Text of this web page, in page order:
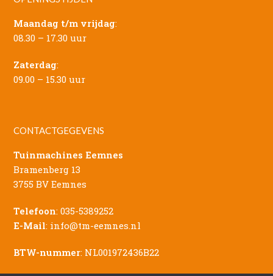
Maandag t/m vrijdag:
08.30 – 17.30 uur
Zaterdag:
09.00 – 15.30 uur
CONTACTGEGEVENS
Tuinmachines Eemnes
Bramenberg 13
3755 BV Eemnes
Telefoon:035-5389252
E-Mail: info@tm-eemnes.nl
BTW-nummer: NL001972436B22